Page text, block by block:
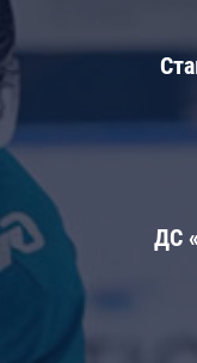
ДС